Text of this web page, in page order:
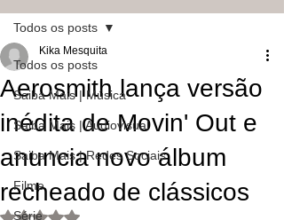
Todos os posts
Saiba Mais | Música
Saiba Mais | Audiovisual
Saiba Mais | Redes Sociais
Filme
Série
Todos os posts
Aerosmith lança versão
inédita de Movin' Out e
anuncia novo álbum
recheado de clássicos
Kika Mesquita
Avaliado com NaN de 5 estrelas.